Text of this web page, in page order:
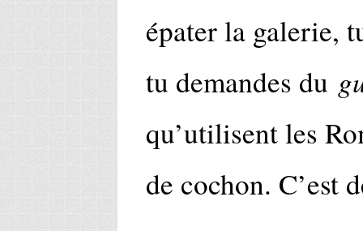
épater la galerie,
tu demandes du
qu’utilisent les
de cochon. C’est